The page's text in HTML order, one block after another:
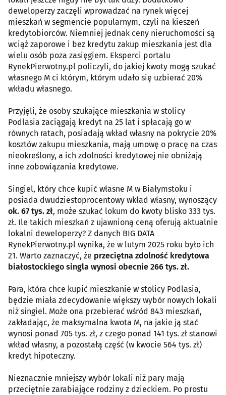
deweloperzy zaczęli wprowadzać na rynek więcej
mieszkań w segmencie popularnym, czyli na kieszeń
kredytobiorców. Niemniej jednak ceny nieruchomości są
wciąż zaporowe i bez kredytu zakup mieszkania jest dla
wielu osób poza zasięgiem. Eksperci portalu
RynekPierwotny.pl policzyli, do jakiej kwoty mogą szukać
własnego M ci którym, którym udało się uzbierać 20%
wkładu własnego.
Przyjęli, że osoby szukające mieszkania w stolicy
Podlasia zaciągają kredyt na 25 lat i spłacają go w
równych ratach, posiadają wkład własny na pokrycie 20%
kosztów zakupu mieszkania, mają umowę o pracę na czas
nieokreślony, a ich zdolności kredytowej nie obniżają
inne zobowiązania kredytowe.
Singiel, który chce kupić własne M w Białymstoku i
posiada dwudziestoprocentowy wkład własny, wynoszący
ok. 67 tys. zł, może szukać lokum do kwoty blisko 333 tys.
zł. Ile takich mieszkań z ujawnioną ceną oferują aktualnie
lokalni deweloperzy? Z danych BIG DATA
RynekPierwotny.pl wynika, że w lutym 2025 roku było ich
21. Warto zaznaczyć, że przeciętna zdolność kredytowa
białostockiego singla wynosi obecnie 266 tys. zł.
Para, która chce kupić mieszkanie w stolicy Podlasia,
będzie miała zdecydowanie większy wybór nowych lokali
niż singiel. Może ona przebierać wśród 843 mieszkań,
zakładając, że maksymalna kwota M, na jakie ją stać
wynosi ponad 705 tys. zł, z czego ponad 141 tys. zł stanowi
wkład własny, a pozostałą część (w kwocie 564 tys. zł)
kredyt hipoteczny.
Nieznacznie mniejszy wybór lokali niż pary mają
przeciętnie zarabiające rodziny z dzieckiem. Po prostu